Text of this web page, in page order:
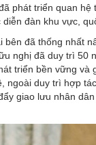
phát triển quan hệ
diễn đàn khu vực,
bên đã thống nhất
nghị đã duy trì 50
triển bền vững và
ngoài duy trì hợp
giao lưu nhân